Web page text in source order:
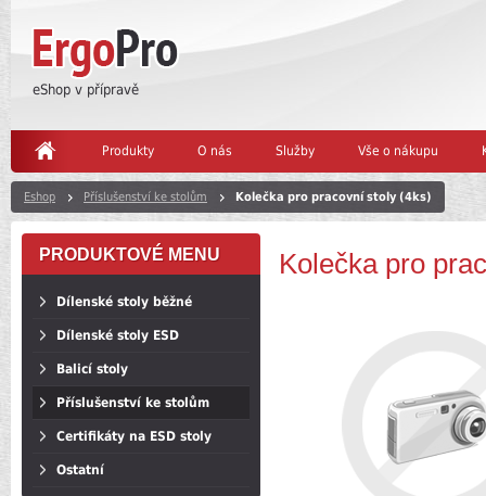
eShop v přípravě
Produkty O nás Služby Vše o nákupu
Eshop Příslušenství ke stolům Kolečka pro pracovní stoly (4ks)
Kolečka pro
PRODUKTOVÉ MENU
Dílenské stoly běžné
Dílenské stoly ESD
Balicí stoly
Příslušenství ke stolům
Certifikáty na ESD stoly
Ostatní